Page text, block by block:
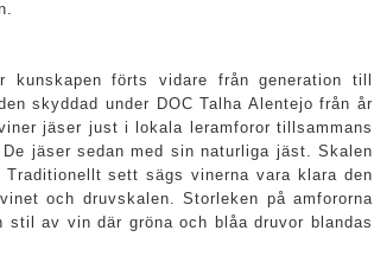
förts vidare från generation till
skyddad under DOC Talha Alentejo från år
jäser just i lokala leramforor tillsammans
jäser sedan med sin naturliga jäst. Skalen
sett sägs vinerna vara klara den
och druvskalen. Storleken på amfororna
av vin där gröna och blåa druvor blandas